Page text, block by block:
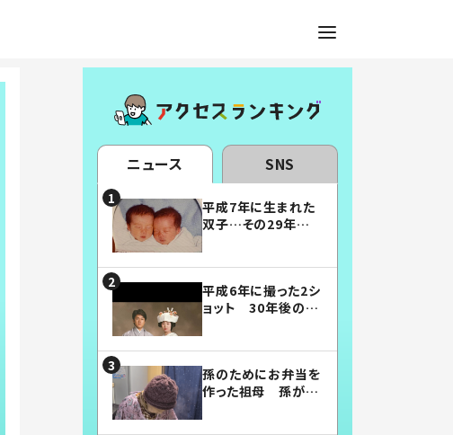
ニュース SNS
平成7年に生まれた
双子…その29年後
平成6年に撮った2シ
ョット 30年後の姿
孫のためにお弁当を
作った祖母 孫が絶